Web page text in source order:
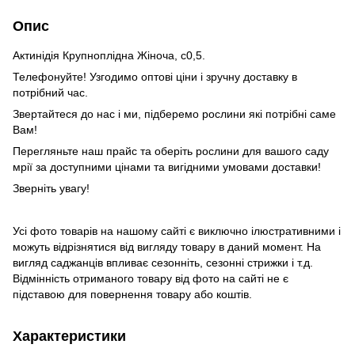
Опис
Актинідія Крупноплідна Жіноча, с0,5.
Телефонуйте! Узгодимо оптові ціни і зручну доставку в
потрібний час.
Звертайтеся до нас і ми, підберемо рослини які потрібні саме
Вам!
Перегляньте наш прайс та оберіть рослини для вашого саду
мрії за доступними цінами та вигідними умовами доставки!
Зверніть увагу!
Усі фото товарів на нашому сайті є виключно ілюстративними і
можуть відрізнятися від вигляду товару в даний момент. На
вигляд саджанців впливає сезонніть, сезонні стрижки і т.д.
Відмінність отриманого товару від фото на сайті не є
підставою для повернення товару або коштів.
Характеристики